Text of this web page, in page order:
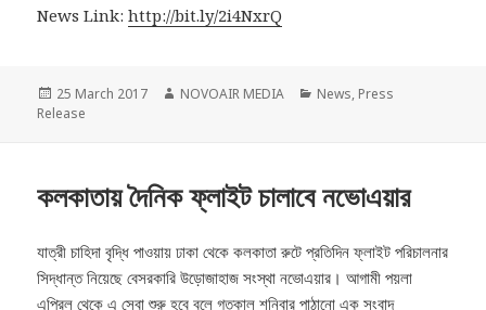
News Link:http://bit.ly/2i4NxrQ
Posted
on
25 March 2017 Author
NOVOAIR MEDIA Categories
News, Press
Release
কলকাতায় দৈনিক ফ্লাইট চালাবে নভোএয়ার
যাত্রী চাহিদা বৃদ্ধি পাওয়ায় ঢাকা থেকে কলকাতা রুটে প্রতিদিন ফ্লাইট পরিচালনার
সিদ্ধান্ত নিয়েছে বেসরকারি উড়োজাহাজ সংস্থা নভোএয়ার। আগামী পয়লা
এপ্রিল থেকে এ সেবা শুরু হবে বলে গতকাল শনিবার পাঠানো এক সংবাদ